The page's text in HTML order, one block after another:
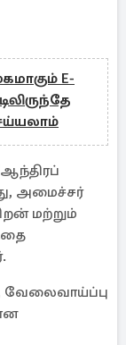
E-
அமைச்சர்
மற்றும்
வேலைவாய்ப்பு